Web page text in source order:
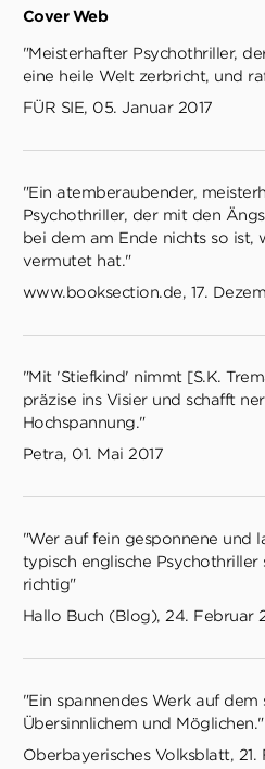
Cover Web
"Meisterhafter Psychothriller,
eine heile Welt zerbricht, und
FÜR SIE, 05. Januar 2017
"Ein atemberaubender,
Psychothriller, der mit den
bei dem am Ende nichts so ist,
vermutet hat."
www.booksection.de, 17.
"Mit 'Stiefkind' nimmt [S.K.
präzise ins Visier und schafft
Hochspannung."
Petra, 01. Mai 2017
"Wer auf fein gesponnene und
typisch englische Psychothriller
richtig"
Hallo Buch (Blog), 24. Februar
"Ein spannendes Werk auf
Übersinnlichem und Möglichen."
Oberbayerisches Volksblatt, 21.